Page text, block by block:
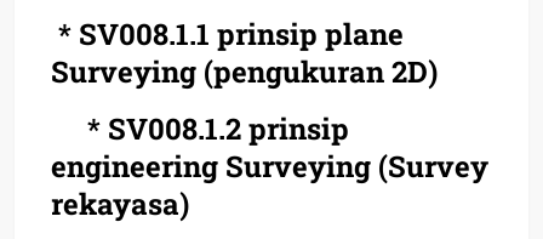
* SV008.1.1 prinsip plane
Surveying (pengukuran 2D)
* SV008.1.2 prinsip
engineering Surveying (Survey
rekayasa)